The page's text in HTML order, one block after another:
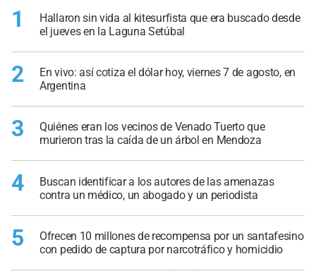
1
Hallaron sin vida al kitesurfista que era buscado desde
el jueves en la Laguna Setúbal
2
En vivo: así cotiza el dólar hoy, viernes 7 de agosto, en
Argentina
3
Quiénes eran los vecinos de Venado Tuerto que
murieron tras la caída de un árbol en Mendoza
4
Buscan identificar a los autores de las amenazas
contra un médico, un abogado y un periodista
5
Ofrecen 10 millones de recompensa por un santafesino
con pedido de captura por narcotráfico y homicidio